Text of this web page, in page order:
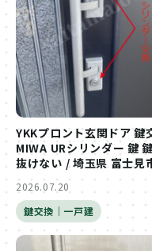
YKKプロント玄関ドア 鍵
MIWA URシリンダー 鍵
抜けない / 埼玉県 富士見
2026.07.20
鍵交換｜一戸建